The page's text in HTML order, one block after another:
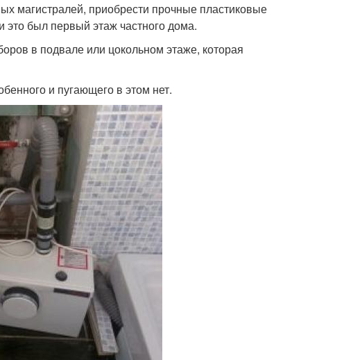
магистралей, приобрести прочные пластиковые
это был первый этаж частного дома.
в подвале или цокольном этаже, которая
и пугающего в этом нет.